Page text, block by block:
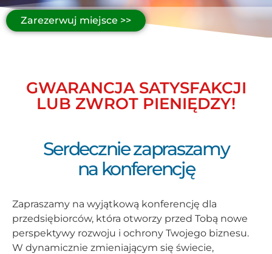
Zarezerwuj miejsce >>
GWARANCJA SATYSFAKCJI
LUB ZWROT PIENIĘDZY!
Serdecznie zapraszamy
na konferencję
Zapraszamy na wyjątkową konferencję dla
przedsiębiorców, która otworzy przed Tobą nowe
perspektywy rozwoju i ochrony Twojego biznesu.
W dynamicznie zmieniającym się świecie,